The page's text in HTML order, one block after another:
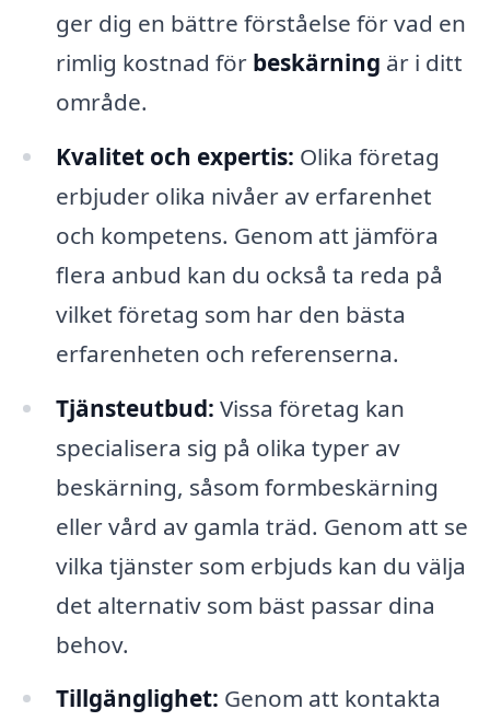
ger dig en bättre förståelse för vad en
rimlig kostnad för beskärning är i ditt
område.
Kvalitet och expertis: Olika företag
erbjuder olika nivåer av erfarenhet
och kompetens. Genom att jämföra
flera anbud kan du också ta reda på
vilket företag som har den bästa
erfarenheten och referenserna.
Tjänsteutbud: Vissa företag kan
specialisera sig på olika typer av
beskärning, såsom formbeskärning
eller vård av gamla träd. Genom att se
vilka tjänster som erbjuds kan du välja
det alternativ som bäst passar dina
behov.
Tillgänglighet: Genom att kontakta